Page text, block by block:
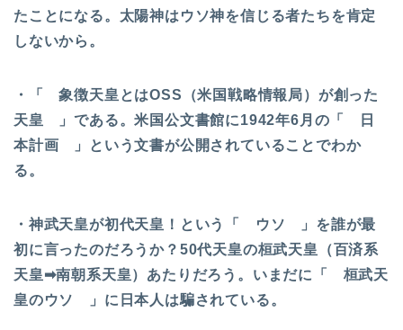
たことになる。太陽神はウソ神を信じる者たちを肯定
しないから。
・「 象徴天皇とはOSS（米国戦略情報局）が創った
天皇 」である。米国公文書館に1942年6月の「 日
本計画 」という文書が公開されていることでわか
る。
・神武天皇が初代天皇！という「 ウソ 」を誰が最
初に言ったのだろうか？50代天皇の桓武天皇（百済系
天皇➡南朝系天皇）あたりだろう。いまだに「 桓武天
皇のウソ 」に日本人は騙されている。